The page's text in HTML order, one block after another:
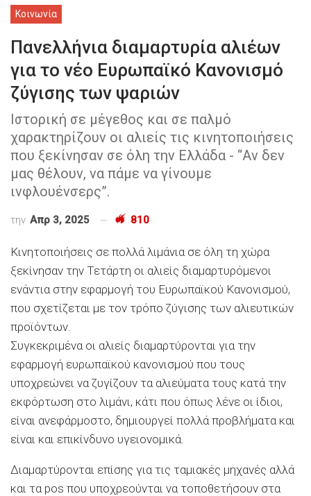
Κοινωνία
Πανελλήνια διαμαρτυρία αλιέων
για το νέο Ευρωπαϊκό Κανονισμό
ζύγισης των ψαριών
Ιστορική σε μέγεθος και σε παλμό
χαρακτηρίζουν οι αλιείς τις κινητοποιήσεις
που ξεκίνησαν σε όλη την Ελλάδα - “Αν δεν
μας θέλουν, να πάμε να γίνουμε
ινφλουένσερς”.
την Απρ 3, 2025 810
Κινητοποιήσεις σε πολλά λιμάνια σε όλη τη χώρα
ξεκίνησαν την Τετάρτη οι αλιείς διαμαρτυρόμενοι
ενάντια στην εφαρμογή του Ευρωπαϊκού Κανονισμού,
που σχετίζεται με τον τρόπο ζύγισης των αλιευτικών
προϊόντων.
Συγκεκριμένα οι αλιείς διαμαρτύρονται για την
εφαρμογή ευρωπαϊκού κανονισμού που τους
υποχρεώνει να ζυγίζουν τα αλιεύματα τους κατά την
εκφόρτωση στο λιμάνι, κάτι που όπως λένε οι ίδιοι,
είναι ανεφάρμοστο, δημιουργεί πολλά προβλήματα και
είναι και επικίνδυνο υγειονομικά.
Διαμαρτύρονται επίσης για τις ταμιακές μηχανές αλλά
και τα pos που υποχρεούνται να τοποθετήσουν στα